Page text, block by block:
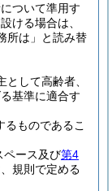
ついて準用す
ける場合は、
所は」と読み替
して高齢者、
基準に適合す
るものであるこ
ペース及び第4
規則で定める